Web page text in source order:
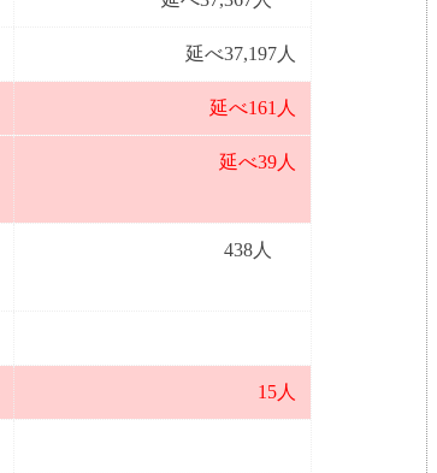
延べ37,197人
延べ161人
延べ39人
438人
15人